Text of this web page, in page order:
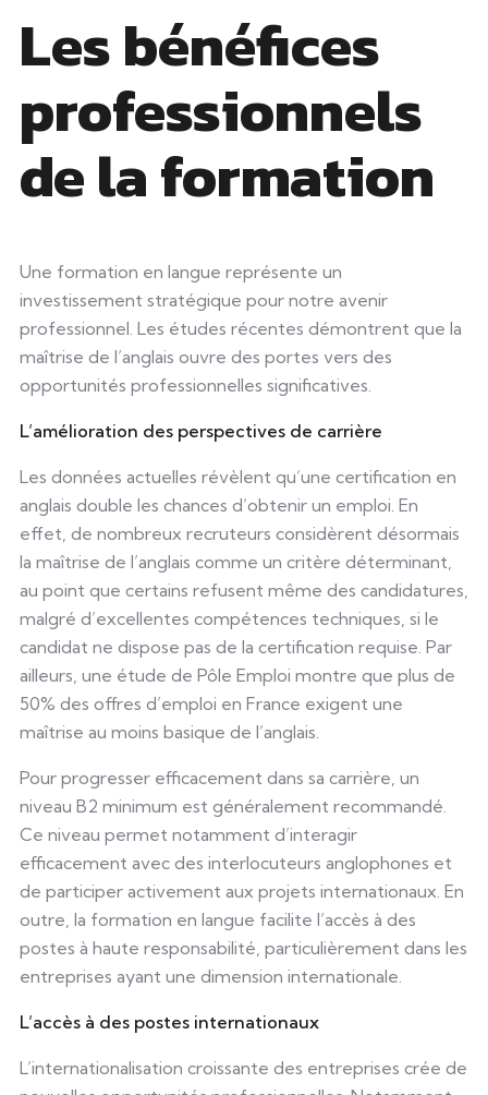
Les bénéfices
professionnels
de la formation
Une formation en langue représente un
investissement stratégique pour notre avenir
professionnel. Les études récentes démontrent que la
maîtrise de l’anglais ouvre des portes vers des
opportunités professionnelles significatives.
L’amélioration des perspectives de carrière
Les données actuelles révèlent qu’une certification en
anglais double les chances d’obtenir un emploi. En
effet, de nombreux recruteurs considèrent désormais
la maîtrise de l’anglais comme un critère déterminant,
au point que certains refusent même des candidatures,
malgré d’excellentes compétences techniques, si le
candidat ne dispose pas de la certification requise. Par
ailleurs, une étude de Pôle Emploi montre que plus de
50% des offres d’emploi en France exigent une
maîtrise au moins basique de l’anglais.
Pour progresser efficacement dans sa carrière, un
niveau B2 minimum est généralement recommandé.
Ce niveau permet notamment d’interagir
efficacement avec des interlocuteurs anglophones et
de participer activement aux projets internationaux. En
outre, la formation en langue facilite l’accès à des
postes à haute responsabilité, particulièrement dans les
entreprises ayant une dimension internationale.
L’accès à des postes internationaux
L’internationalisation croissante des entreprises crée de